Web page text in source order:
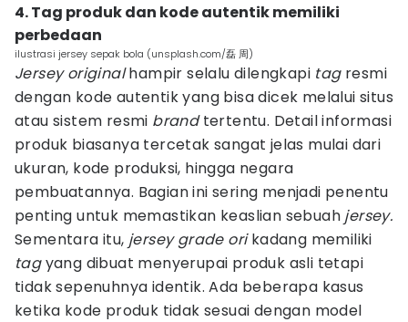
4. Tag produk dan kode autentik memiliki
perbedaan
ilustrasi jersey sepak bola (unsplash.com/磊 周)
Jersey originalhampir selalu dilengkapi tagresmi
dengan kode autentik yang bisa dicek melalui situs
atau sistem resmi brandtertentu. Detail informasi
produk biasanya tercetak sangat jelas mulai dari
ukuran, kode produksi, hingga negara
pembuatannya. Bagian ini sering menjadi penentu
penting untuk memastikan keaslian sebuah jersey.
Sementara itu, jersey grade orikadang memiliki
tagyang dibuat menyerupai produk asli tetapi
tidak sepenuhnya identik. Ada beberapa kasus
ketika kode produk tidak sesuai dengan model